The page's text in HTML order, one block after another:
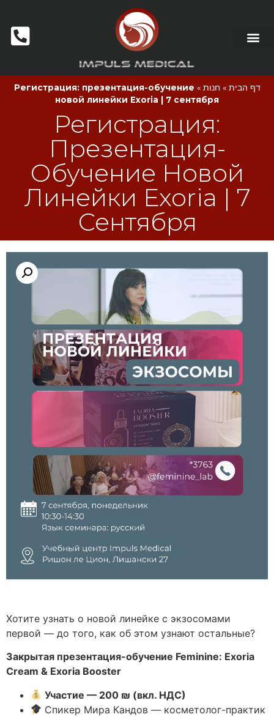
דף הבית » חנות »
Регистрация: презентация-обучение
новой линейки Exoria | 7 сентября
Регистрация:
Презентация-
Обучение Новой
Линейки Exoria | 7
Сентября
Хотите узнать о новой линейке с экзосомами
первой — до того, как об этом узнают остальные?
Закрытая презентация-обучение Feminine: Exoria
Cream & Exoria Booster
Участие — 200 ₪ (вкл. НДС)
Спикер Мира Кандов — косметолог-практик